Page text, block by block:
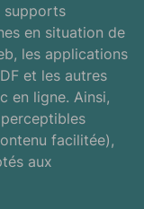
supports
en situation de
les applications
et les autres
en ligne. Ainsi,
facilitée),
aux